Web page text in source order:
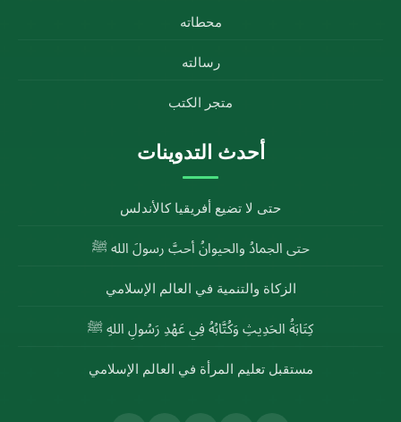
محطاته
رسالته
متجر الكتب
أحدث التدوينات
حتى لا تضيع أفريقيا كالأندلس
حتى الجمادُ والحيوانُ أحبَّ رسولَ الله ﷺ
الزكاة والتنمية في العالم الإسلامي
كِتَابَةُ الحَدِيثِ وَكُتَّابُهُ فِي عَهْدِ رَسُولِ اللهِ ﷺ
مستقبل تعليم المرأة في العالم الإسلامي